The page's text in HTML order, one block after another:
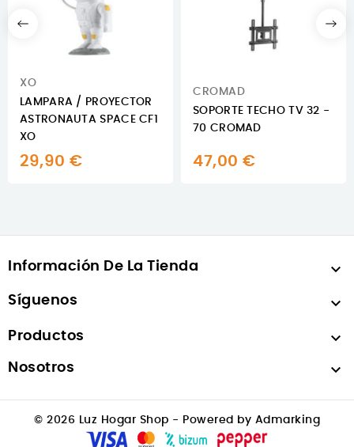
XO
LAMPARA / PROYECTOR
ASTRONAUTA SPACE CF1
XO
29,90 €
CROMAD
SOPORTE TECHO TV 32 -
70 CROMAD
47,00 €
Información De La Tienda 
Síguenos 
Productos 
Nosotros 
© 2026 Luz Hogar Shop - Powered by Admarking